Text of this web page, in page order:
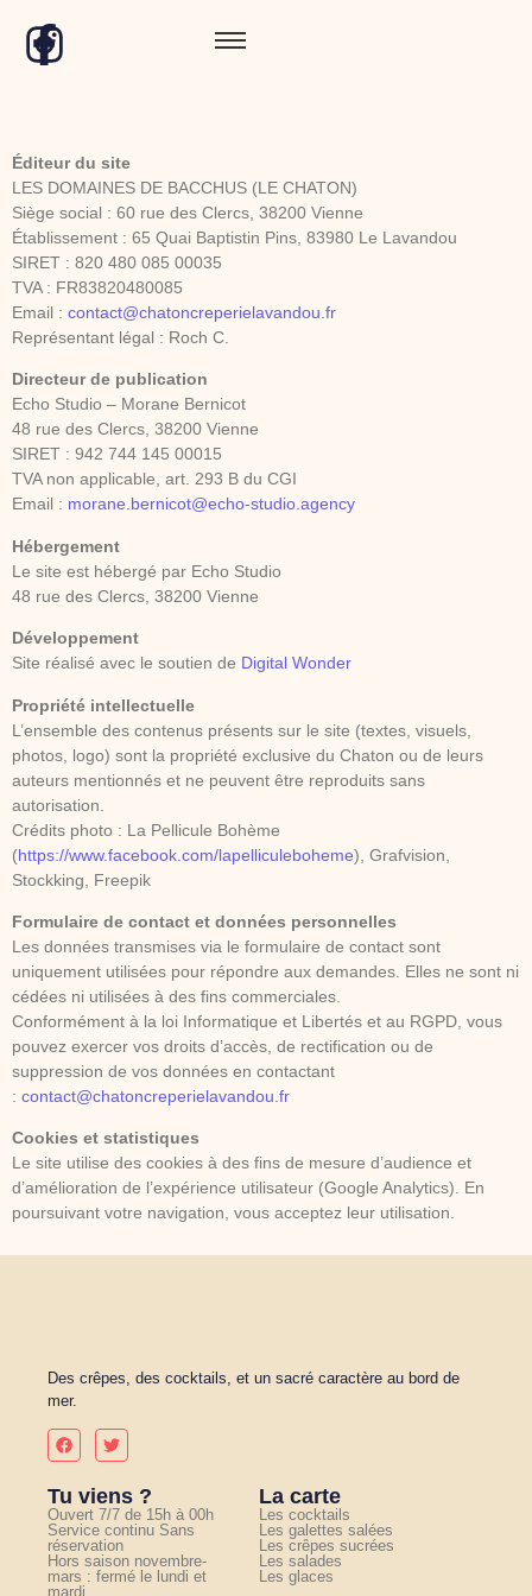
Éditeur du site
LES DOMAINES DE BACCHUS (LE CHATON)
Siège social : 60 rue des Clercs, 38200 Vienne
Établissement : 65 Quai Baptistin Pins, 83980 Le Lavandou
SIRET : 820 480 085 00035
TVA : FR83820480085
Email : contact@chatoncreperielavandou.fr
Représentant légal : Roch C.
Directeur de publication
Echo Studio – Morane Bernicot
48 rue des Clercs, 38200 Vienne
SIRET : 942 744 145 00015
TVA non applicable, art. 293 B du CGI
Email : morane.bernicot@echo-studio.agency
Hébergement
Le site est hébergé par Echo Studio
48 rue des Clercs, 38200 Vienne
Développement
Site réalisé avec le soutien de Digital Wonder
Propriété intellectuelle
L’ensemble des contenus présents sur le site (textes, visuels,
photos, logo) sont la propriété exclusive du Chaton ou de leurs
auteurs mentionnés et ne peuvent être reproduits sans
autorisation.
Crédits photo : La Pellicule Bohème
(https://www.facebook.com/lapelliculeboheme), Grafvision,
Stockking, Freepik
Formulaire de contact et données personnelles
Les données transmises via le formulaire de contact sont
uniquement utilisées pour répondre aux demandes. Elles ne sont ni
cédées ni utilisées à des fins commerciales.
Conformément à la loi Informatique et Libertés et au RGPD, vous
pouvez exercer vos droits d’accès, de rectification ou de
suppression de vos données en contactant
: contact@chatoncreperielavandou.fr
Cookies et statistiques
Le site utilise des cookies à des fins de mesure d’audience et
d’amélioration de l’expérience utilisateur (Google Analytics). En
poursuivant votre navigation, vous acceptez leur utilisation.
Des crêpes, des cocktails, et un sacré caractère au bord de
mer.
Tu viens ?
Ouvert 7/7 de 15h à 00h
Service continu Sans
réservation
Hors saison novembre-
mars : fermé le lundi et
mardi
La carte
Les cocktails
Les galettes salées
Les crêpes sucrées
Les salades
Les glaces